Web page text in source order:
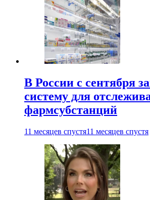
В России с сентября
систему для
фармсубстанций
11 месяцев спустя11 месяцев спустя